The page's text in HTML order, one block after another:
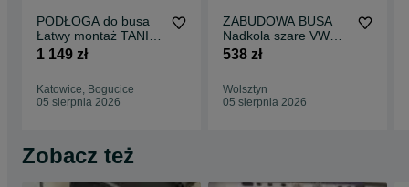
PODŁOGA do busa
Łatwy montaż TANIA
WYSYŁKA Zabudowa
1 149 zł
Katowice, Bogucice
05 sierpnia 2026
ZABUDOWA BUSA
Nadkola szare VW
Transporter T5 T6 !!
538 zł
Wolsztyn
05 sierpnia 2026
Zobacz też